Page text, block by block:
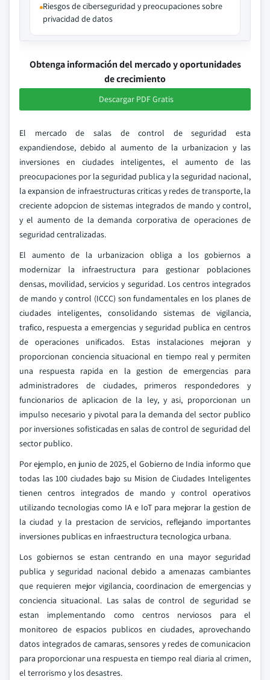
Riesgos de ciberseguridad y preocupaciones sobre
privacidad de datos
Obtenga información del mercado y oportunidades
de crecimiento
Descargar PDF Gratis
El mercado de salas de control de seguridad esta
expandiendose, debido al aumento de la urbanizacion y las
inversiones en ciudades inteligentes, el aumento de las
preocupaciones por la seguridad publica y la seguridad nacional,
la expansion de infraestructuras criticas y redes de transporte, la
creciente adopcion de sistemas integrados de mando y control,
y el aumento de la demanda corporativa de operaciones de
seguridad centralizadas.
El aumento de la urbanizacion obliga a los gobiernos a
modernizar la infraestructura para gestionar poblaciones
densas, movilidad, servicios y seguridad. Los centros integrados
de mando y control (ICCC) son fundamentales en los planes de
ciudades inteligentes, consolidando sistemas de vigilancia,
trafico, respuesta a emergencias y seguridad publica en centros
de operaciones unificados. Estas instalaciones mejoran y
proporcionan conciencia situacional en tiempo real y permiten
una respuesta rapida en la gestion de emergencias para
administradores de ciudades, primeros respondedores y
funcionarios de aplicacion de la ley, y asi, proporcionan un
impulso necesario y pivotal para la demanda del sector publico
por inversiones sofisticadas en salas de control de seguridad del
sector publico.
Por ejemplo, en junio de 2025, el Gobierno de India informo que
todas las 100 ciudades bajo su Mision de Ciudades Inteligentes
tienen centros integrados de mando y control operativos
utilizando tecnologias como IA e IoT para mejorar la gestion de
la ciudad y la prestacion de servicios, reflejando importantes
inversiones publicas en infraestructura tecnologica urbana.
Los gobiernos se estan centrando en una mayor seguridad
publica y seguridad nacional debido a amenazas cambiantes
que requieren mejor vigilancia, coordinacion de emergencias y
conciencia situacional. Las salas de control de seguridad se
estan implementando como centros nerviosos para el
monitoreo de espacios publicos en ciudades, aprovechando
datos integrados de camaras, sensores y redes de comunicacion
para proporcionar una respuesta en tiempo real diaria al crimen,
el terrorismo y los desastres.